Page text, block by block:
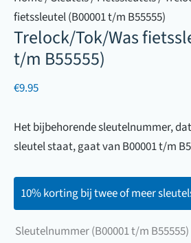
fietssleutel (B00001 t/m B55555)
Trelock/Tok/Was
t/m B55555)
€9.95
Het bijbehorende sleutelnummer,
sleutel staat, gaat van B00001 t/m
10% korting bij twee of meer
Sleutelnummer (B00001 t/m B55555)